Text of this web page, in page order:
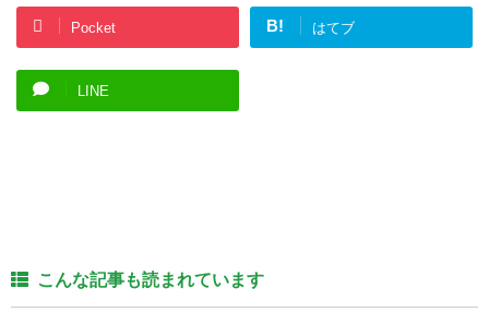
Pocket B! はてブ
LINE
こんな記事も読まれています